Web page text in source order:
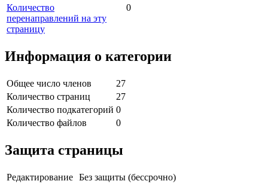
Количество
перенаправлений на эту
страницу
0
Информация о категории
Общее число членов
27
Количество страниц
27
Количество подкатегорий 0
Количество файлов
0
Защита страницы
Редактирование Без защиты (бессрочно)